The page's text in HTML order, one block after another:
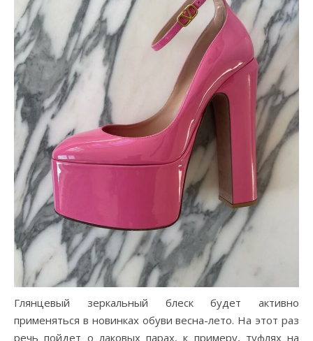
Глянцевый зеркальный блеск будет активно
применяться в новинках обуви весна-лето. На этот раз
речь пойдет о лаковых парах, к примеру, туфлях на